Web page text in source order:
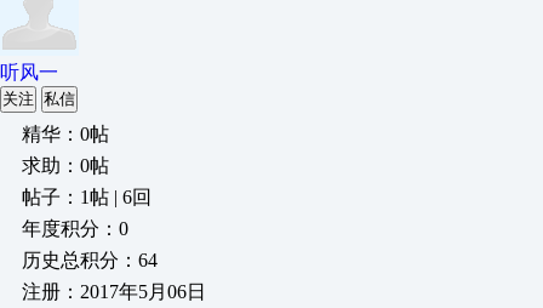
听风一
关注 私信
精华：0帖
求助：0帖
帖子：1帖 | 6回
年度积分：0
历史总积分：64
注册：2017年5月06日